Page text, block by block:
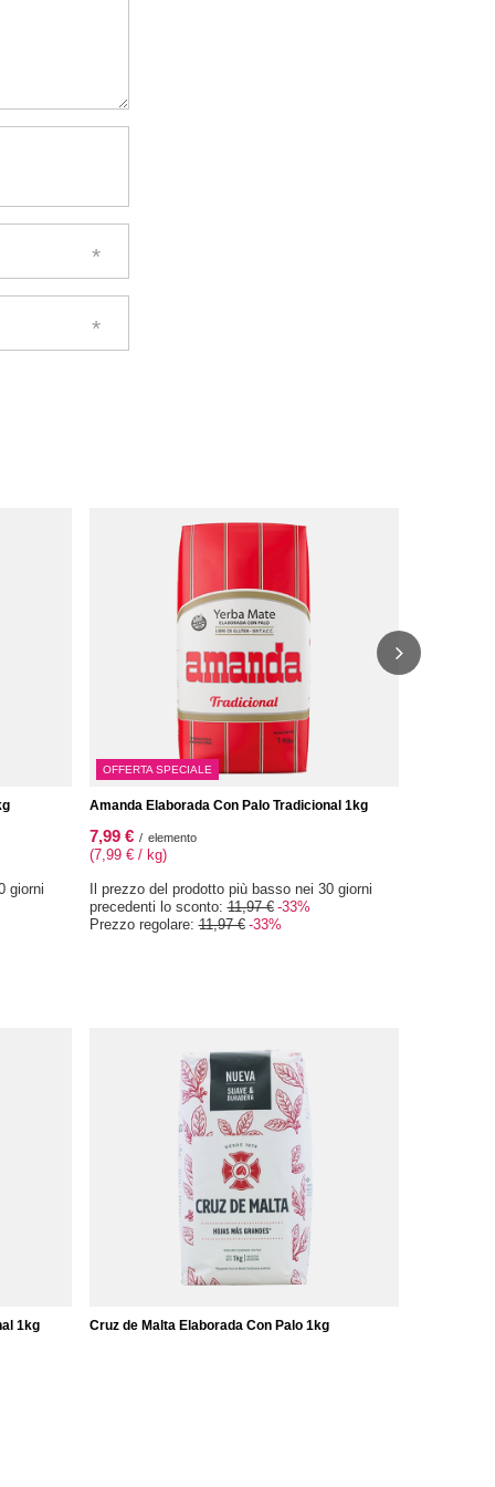
giorni
OFFERTA SPECIALE
Amanda Elaborada Con Palo Tradicional 1kg
7,99 € / elemento
(7,99 € / kg)
Il prezzo del prodotto più basso nei 30 giorni
precedenti lo sconto:11,97 € -33%
Prezzo regolare:11,97 € -33%
1kg Cruz de Malta Elaborada Con Palo 1kg